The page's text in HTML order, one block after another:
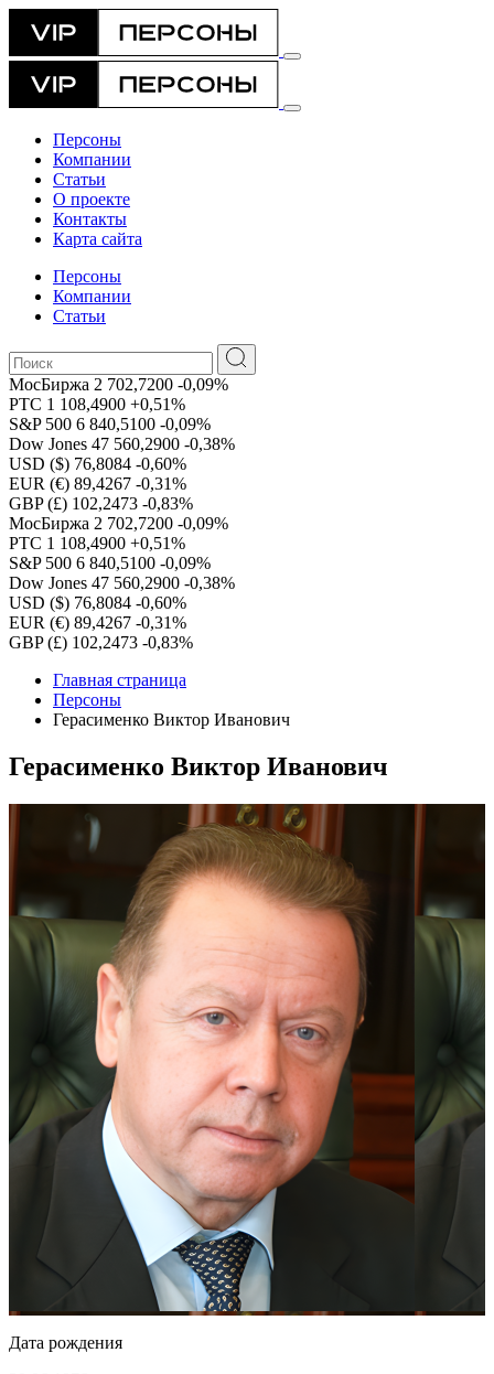
Персоны
Компании
Статьи
О проекте
Контакты
Карта сайта
Персоны
Компании
Статьи
МосБиржа 2 702,7200 -0,09%
РТС 1 108,4900 +0,51%
S&P 500 6 840,5100 -0,09%
Dow Jones 47 560,2900 -0,38%
USD ($) 76,8084 -0,60%
EUR (€) 89,4267 -0,31%
GBP (£) 102,2473 -0,83%
МосБиржа 2 702,7200 -0,09%
РТС 1 108,4900 +0,51%
S&P 500 6 840,5100 -0,09%
Dow Jones 47 560,2900 -0,38%
USD ($) 76,8084 -0,60%
EUR (€) 89,4267 -0,31%
GBP (£) 102,2473 -0,83%
Главная страница
Персоны
Герасименко Виктор Иванович
Герасименко Виктор Иванович
Дата рождения